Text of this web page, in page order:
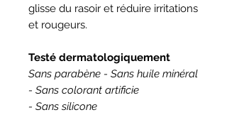
glisse du rasoir et réduire irritations
et rougeurs.
Testé dermatologiquement
Sans parabène - Sans huile minéral
- Sans colorant artificie
- Sans silicone